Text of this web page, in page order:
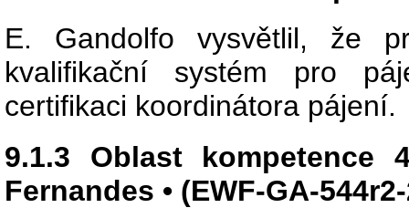
E. Gandolfo vysvětlil, že
kvalifikační systém pro
certifikaci koordinátora pájení.
9.1.3 Oblast
Fernandes • (EWF-GA-